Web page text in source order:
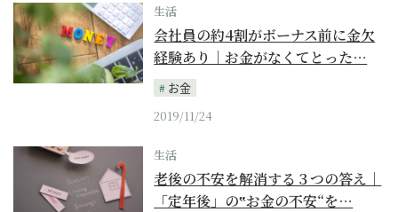
生活
会社員の約4割がボーナス前に金欠
経験あり｜お金がなくてとった…
お金
2019/11/24
生活
老後の不安を解消する３つの答え｜
「定年後」の‟お金の不安“を…